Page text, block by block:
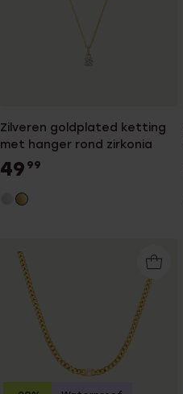
Zilveren goldplated ketting
met hanger rond zirkonia
49 99